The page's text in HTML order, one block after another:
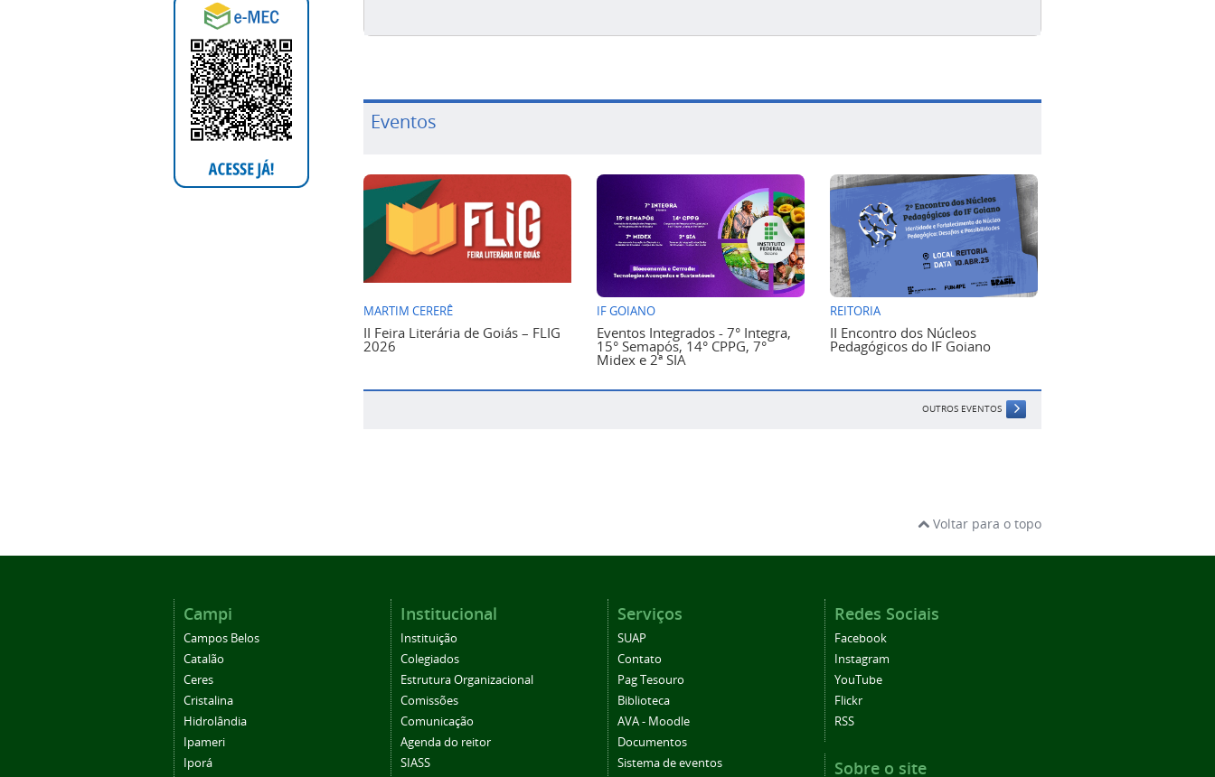
MARTIM CERERÊ
II Feira Literária de Goiás – FLIG
2026
IF GOIANO
Eventos Integrados - 7° Integra,
15° Semapós, 14° CPPG, 7°
Midex e 2ª SIA
REITORIA
II Encontro dos Núcleos
Pedagógicos do IF Goiano
Campos Belos
Catalão
Ceres
Cristalina
Hidrolândia
Ipameri
Iporá
Morrinhos
Posse
Instituição
Estrutura Organizacional
Comissões
Comunicação
Agenda do reitor
SIASS
Eleições CS
SEI/Suap
SUAP
Contato
Pag Tesouro
Biblioteca
AVA - Moodle
Documentos
Sistema de eventos
Periódicos
Ouvidoria
Facebook
YouTube
Flickr
RSS
Acessibilidade